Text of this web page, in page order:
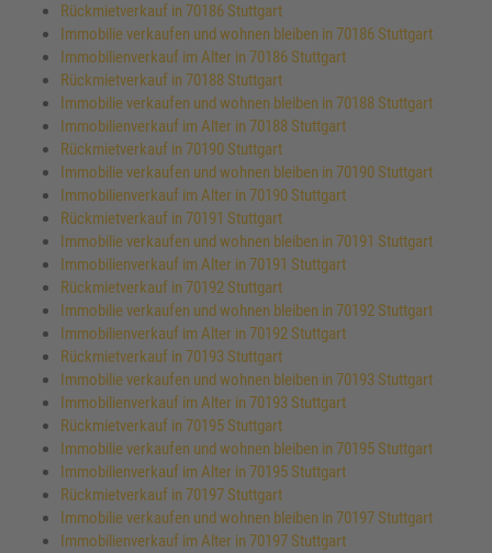
Rückmietverkauf in 70186 Stuttgart
Immobilie verkaufen und wohnen bleiben in 70186 Stuttgart
Immobilienverkauf im Alter in 70186 Stuttgart
Rückmietverkauf in 70188 Stuttgart
Immobilie verkaufen und wohnen bleiben in 70188 Stuttgart
Immobilienverkauf im Alter in 70188 Stuttgart
Rückmietverkauf in 70190 Stuttgart
Immobilie verkaufen und wohnen bleiben in 70190 Stuttgart
Immobilienverkauf im Alter in 70190 Stuttgart
Rückmietverkauf in 70191 Stuttgart
Immobilie verkaufen und wohnen bleiben in 70191 Stuttgart
Immobilienverkauf im Alter in 70191 Stuttgart
Rückmietverkauf in 70192 Stuttgart
Immobilie verkaufen und wohnen bleiben in 70192 Stuttgart
Immobilienverkauf im Alter in 70192 Stuttgart
Rückmietverkauf in 70193 Stuttgart
Immobilie verkaufen und wohnen bleiben in 70193 Stuttgart
Immobilienverkauf im Alter in 70193 Stuttgart
Rückmietverkauf in 70195 Stuttgart
Immobilie verkaufen und wohnen bleiben in 70195 Stuttgart
Immobilienverkauf im Alter in 70195 Stuttgart
Rückmietverkauf in 70197 Stuttgart
Immobilie verkaufen und wohnen bleiben in 70197 Stuttgart
Immobilienverkauf im Alter in 70197 Stuttgart